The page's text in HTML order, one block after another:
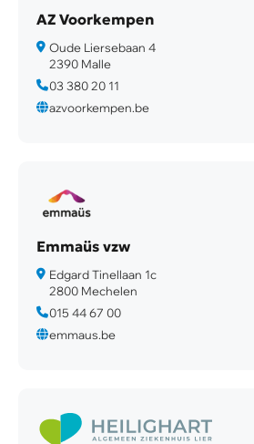
AZ Voorkempen
Oude Liersebaan 4
2390 Malle
03 380 20 11
azvoorkempen.be
Emmaüs vzw
Edgard Tinellaan 1c
2800 Mechelen
015 44 67 00
emmaus.be